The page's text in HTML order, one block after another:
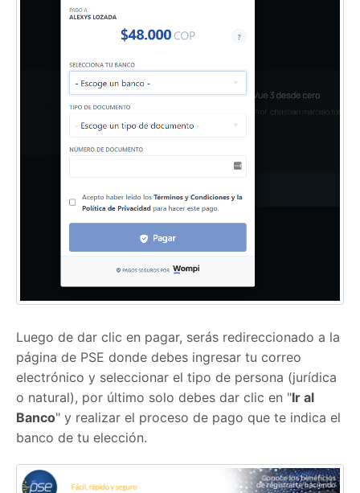
Luego de dar clic en pagar, serás redireccionado a la
página de PSE donde debes ingresar tu correo
electrónico y seleccionar el tipo de persona (jurídica
o natural), por último solo debes dar clic en "Ir al
Banco" y realizar el proceso de pago que te indica el
banco de tu elección.